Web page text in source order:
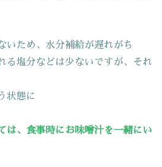
いため、水分補給が遅れがち
る塩分などは少ないですが、それ
状態に
は、食事時にお味噌汁を一緒にい